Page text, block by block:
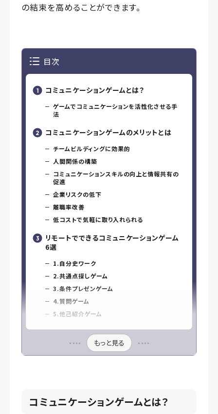
の結束を高めることができます。
目次
コミュニケーションゲームとは？
ゲームでコミュニケーションを活性化させる手
法
コミュニケーションゲームのメリットとは
チームビルディングに効果的
人間関係の構築
コミュニケーションスキルの向上と情報共有の
促進
企業リスクの低下
離職率改善
低コストで気軽に取り入れられる
リモートでできるコミュニケーションゲーム
6選
1.自分史ワーク
2.共通点探しゲーム
3.条件プレゼンゲーム
4.質問ゲーム
5.他己紹介ゲーム
もっと見る
コミュニケーションゲームとは？